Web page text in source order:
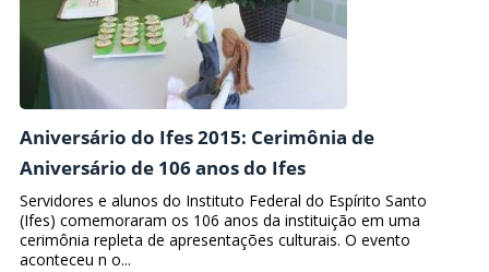
Aniversário do Ifes 2015: Cerimônia de
Aniversário de 106 anos do Ifes
Servidores e alunos do Instituto Federal do Espírito Santo
(Ifes) comemoraram os 106 anos da instituição em uma
cerimônia repleta de apresentações culturais. O evento
aconteceu n o...